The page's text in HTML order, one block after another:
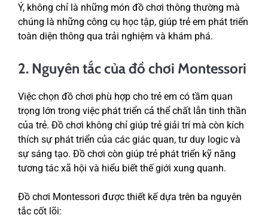
Ý, không chỉ là những món đồ chơi thông thường mà
chúng là những công cụ học tập, giúp trẻ em phát triển
toàn diện thông qua trải nghiệm và khám phá.
2. Nguyên tắc của đồ chơi Montessori
Việc chọn đồ chơi phù hợp cho trẻ em có tầm quan
trọng lớn trong việc phát triển cả thể chất lẫn tinh thần
của trẻ. Đồ chơi không chỉ giúp trẻ giải trí mà còn kích
thích sự phát triển của các giác quan, tư duy logic và
sự sáng tạo. Đồ chơi còn giúp trẻ phát triển kỹ năng
tương tác xã hội và hiểu biết thế giới xung quanh.
Đồ chơi Montessori được thiết kế dựa trên ba nguyên
tắc cốt lõi: